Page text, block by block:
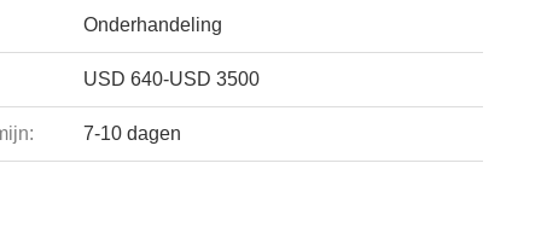
Onderhandeling
USD 640-USD 3500
7-10 dagen